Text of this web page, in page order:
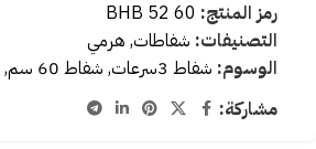
رمز المنتج: BHB 52 60
التصنيفات: شفاطات, هرمي
الوسوم: شفاط 3سرعات , شفاط 60 سم ,
مشاركة: